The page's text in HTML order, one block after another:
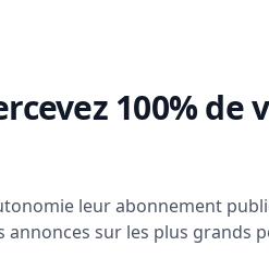
100% de
leur abonnement
sur les plus grands